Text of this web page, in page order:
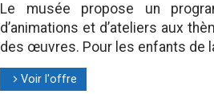
Le musée propose un
d’animations et d’ateliers aux
des œuvres. Pour les enfants de
l Voir l'offre